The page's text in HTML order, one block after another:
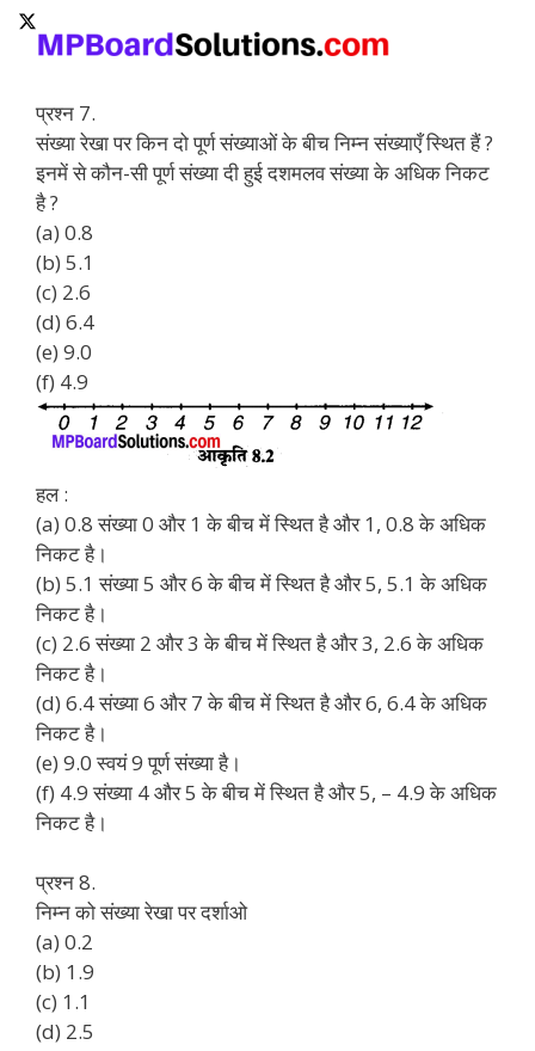
प्रश्न 7.
संख्या रेखा पर किन दो पूर्ण संख्याओं के बीच निम्न संख्याएँ स्थित हैं ?
इनमें से कौन-सी पूर्ण संख्या दी हुई दशमलव संख्या के अधिक निकट
है ?
(a) 0.8
(b) 5.1
(c) 2.6
(d) 6.4
(e) 9.0
(f) 4.9
हल :
(a) 0.8 संख्या 0 और 1 के बीच में स्थित है और 1, 0.8 के अधिक
निकट है।
(b) 5.1 संख्या 5 और 6 के बीच में स्थित है और 5, 5.1 के अधिक
निकट है।
(c) 2.6 संख्या 2 और 3 के बीच में स्थित है और 3, 2.6 के अधिक
निकट है।
(d) 6.4 संख्या 6 और 7 के बीच में स्थित है और 6, 6.4 के अधिक
निकट है।
(e) 9.0 स्वयं 9 पूर्ण संख्या है।
(f) 4.9 संख्या 4 और 5 के बीच में स्थित है और 5, – 4.9 के अधिक
निकट है।
प्रश्न 8.
निम्न को संख्या रेखा पर दर्शाओ
(a) 0.2
(b) 1.9
(c) 1.1
(d) 2.5